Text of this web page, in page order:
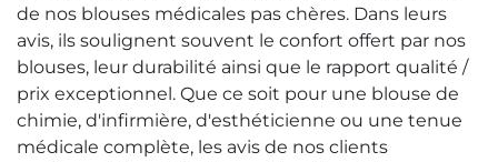
de nos blouses médicales pas chères. Dans leurs
avis, ils soulignent souvent le confort offert par nos
blouses, leur durabilité ainsi que le rapport qualité /
prix exceptionnel. Que ce soit pour une blouse de
chimie, d'infirmière, d'esthéticienne ou une tenue
médicale complète, les avis de nos clients